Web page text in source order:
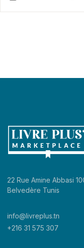
22 Rue Amine Abbasi
Belvedère Tunis
info@livreplus.tn
+216 31 575 307